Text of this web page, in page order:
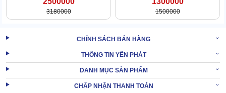
Bên cạnh đó, năng lực ép giấy của máy cũng nhận về nhiều lời
khen. Vì cho thành phẩm siêu nét, bề mặt phẳng lỳ, mịn bóng
Có thể duy trì sức bền của giấy tờ/tài liệu trong hàng chục năm
sau khi xử lý.
3180000 1500000
CHÍNH SÁCH BÁN HÀNG
THÔNG TIN YÊN PHÁT
DANH MỤC SẢN PHẨM
CHẤP NHẬN THANH TOÁN